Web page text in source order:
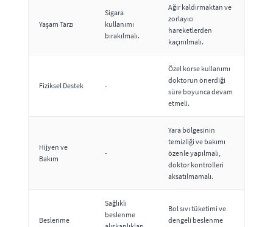
Yaşam Tarzı
Sigara
kullanımı
bırakılmalı.
Ağır kaldırmaktan ve
zorlayıcı
hareketlerden
kaçınılmalı.
Fiziksel Destek -
Özel korse kullanımı
doktorun önerdiği
süre boyunca devam
etmeli.
Hijyen ve
Bakım
-
Yara bölgesinin
temizliği ve bakımı
özenle yapılmalı,
doktor kontrolleri
aksatılmamalı.
Beslenme
Sağlıklı
beslenme
Bol sıvı tüketimi ve
dengeli beslenme